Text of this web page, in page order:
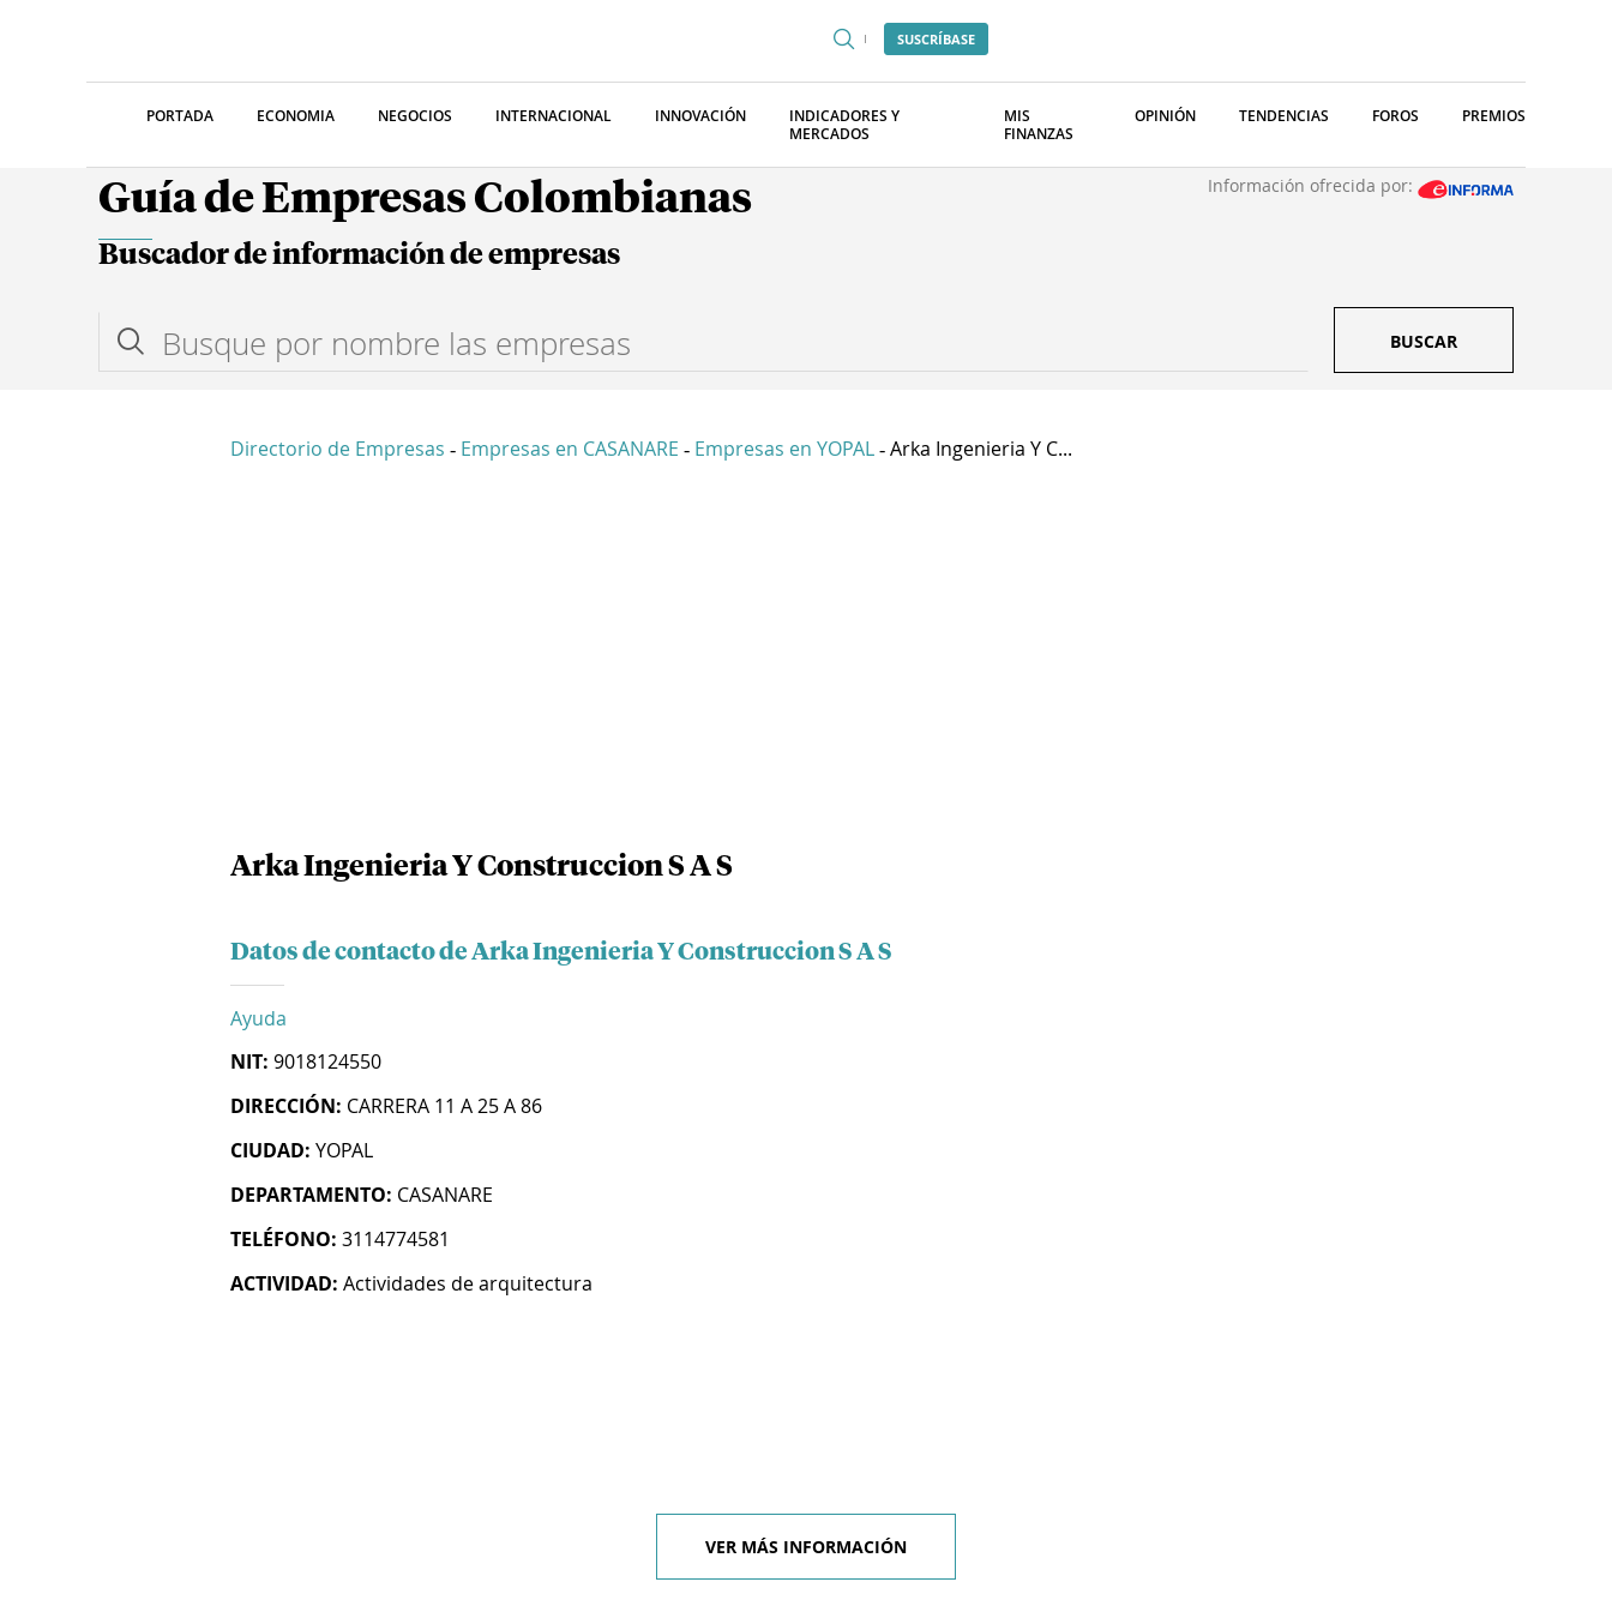
SUSCRÍBASE
PORTADA ECONOMIA NEGOCIOS INTERNACIONAL INNOVACIÓN
INDICADORES Y
MERCADOS
MIS
FINANZAS
OPINIÓN TENDENCIAS FOROS PREMIOS
Guía de Empresas Colombianas Información ofrecida por:
Buscador de información de empresas
BUSCAR
Directorio de Empresas - Empresas en CASANARE - Empresas en YOPAL - Arka Ingenieria Y C...
Arka Ingenieria Y Construccion S A S
Datos de contacto de Arka Ingenieria Y Construccion S A S
Ayuda
NIT: 9018124550
DIRECCIÓN: CARRERA 11 A 25 A 86
CIUDAD: YOPAL
DEPARTAMENTO: CASANARE
TELÉFONO: 3114774581
ACTIVIDAD: Actividades de arquitectura
VER MÁS INFORMACIÓN